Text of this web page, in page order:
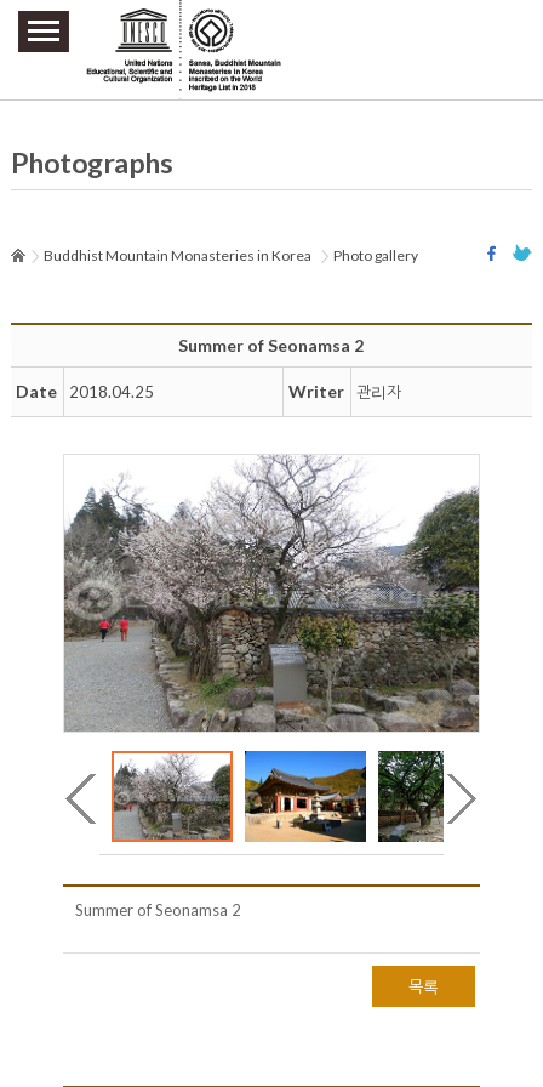
주요메뉴 바로가기
본문 바로가기
하단메뉴 바로가기
Photographs
Buddhist Mountain Monasteries in Korea Photo gallery
Summer of Seonamsa 2
Date 2018.04.25 Writer 관리자
Summer of Seonamsa 2
목록